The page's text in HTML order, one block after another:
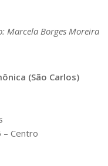
Marcela Borges Moreira
(São Carlos)
– Centro